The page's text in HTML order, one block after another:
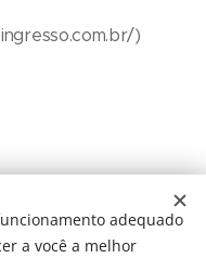
)
adequado
a você a melhor